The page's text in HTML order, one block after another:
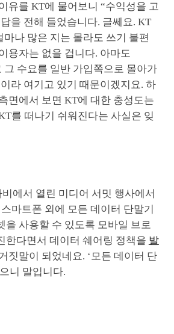
유를 KT에 물어보니 “수익성을 고
을 전해 들었습니다. 글쎄요. KT
마나 많은 지는 몰라도 쓰기 불편
용자는 없을 겁니다. 아마도
그 수요를 일반 가입쪽으로 몰아가
라 여기고 있기 때문이겠지요. 하
면에서 보면 KT에 대한 충성도는
를 떠나기 쉬워진다는 사실은 잊
에서 열린 미디어 서밋 행사에서
마트폰 외에 모든 데이터 단말기
을 사용할 수 있도록 모바일 브로
한다면서 데이터 쉐어링 정책을 발
짓말이 되었네요. ‘모든 데이터 단
니 말입니다.